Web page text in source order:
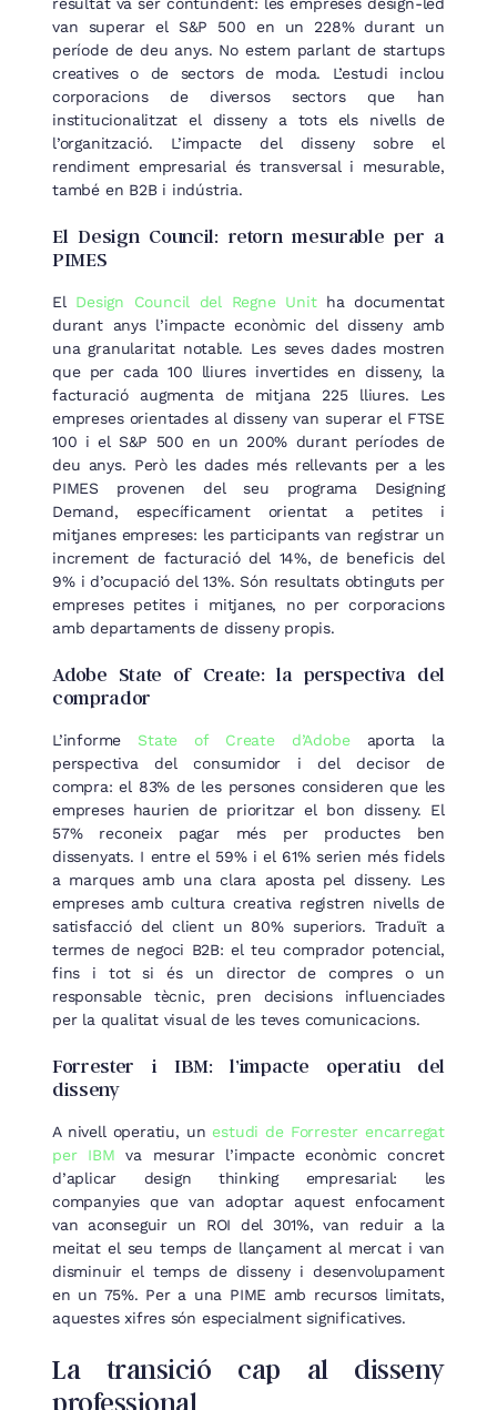
van superar el S&P 500 en un 228% durant un
període de deu anys. No estem parlant de startups
creatives o de sectors de moda. L’estudi inclou
corporacions de diversos sectors que han
institucionalitzat el disseny a tots els nivells de
l’organització. L’impacte del disseny sobre el
rendiment empresarial és transversal i mesurable,
també en B2B i indústria.
El Design Council: retorn mesurable per a
PIMES
El Design Council del Regne Unitha documentat
durant anys l’impacte econòmic del disseny amb
una granularitat notable. Les seves dades mostren
que per cada 100 lliures invertides en disseny, la
facturació augmenta de mitjana 225 lliures. Les
empreses orientades al disseny van superar el FTSE
100 i el S&P 500 en un 200% durant períodes de
deu anys. Però les dades més rellevants per a les
PIMES provenen del seu programa Designing
Demand, específicament orientat a petites i
mitjanes empreses: les participants van registrar un
increment de facturació del 14%, de beneficis del
9% i d’ocupació del 13%. Són resultats obtinguts per
empreses petites i mitjanes, no per corporacions
amb departaments de disseny propis.
Adobe State of Create: la perspectiva del
comprador
L’informe State of Create d’Adobeaporta la
perspectiva del consumidor i del decisor de
compra: el 83% de les persones consideren que les
empreses haurien de prioritzar el bon disseny. El
57% reconeix pagar més per productes ben
dissenyats. I entre el 59% i el 61% serien més fidels
a marques amb una clara aposta pel disseny. Les
empreses amb cultura creativa registren nivells de
satisfacció del client un 80% superiors. Traduït a
termes de negoci B2B: el teu comprador potencial,
fins i tot si és un director de compres o un
responsable tècnic, pren decisions influenciades
per la qualitat visual de les teves comunicacions.
Forrester i IBM: l’impacte operatiu del
disseny
A nivell operatiu, un estudi de Forrester encarregat
per IBM va mesurar l’impacte econòmic concret
d’aplicar design thinking empresarial: les
companyies que van adoptar aquest enfocament
van aconseguir un ROI del 301%, van reduir a la
meitat el seu temps de llançament al mercat i van
disminuir el temps de disseny i desenvolupament
en un 75%. Per a una PIME amb recursos limitats,
aquestes xifres són especialment significatives.
La transició cap al disseny
professional